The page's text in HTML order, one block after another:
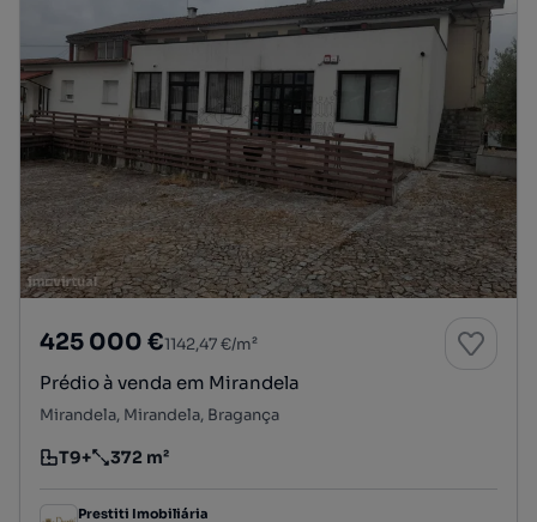
425 000 €1142,47 €/m²
Prédio à venda em Mirandela
Mirandela, Mirandela, Bragança
Tipologia
T9+
Preço por metro quadrado
372 m²
Prestiti Imobiliária